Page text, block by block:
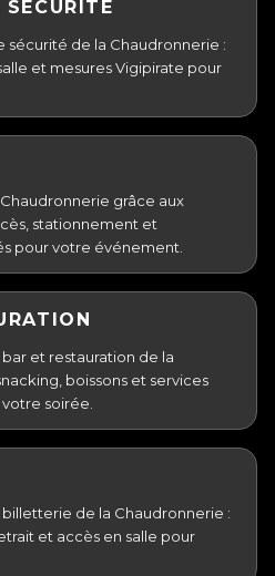
sécurité de la Chaudronnerie :
et mesures Vigipirate pour
grâce aux
stationnement et
pour votre événement.
et restauration de la
boissons et services
soirée.
de la Chaudronnerie :
et accès en salle pour